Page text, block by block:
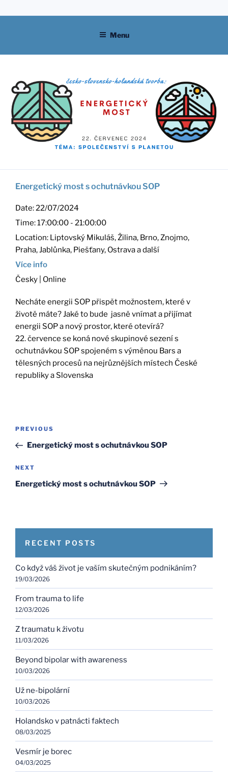
to
Menu
Energetický most s ochutnávkou SOP
Date:22/07/2024
Time:17:00:00 - 21:00:00
Location: Liptovský Mikuláš, Žilina, Brno, Znojmo,
Praha, Jablůnka, Piešťany, Ostrava a další
Více info
Česky | Online
Necháte energii SOP přispět možnostem, které v
životě máte? Jaké to bude jasně vnímat a přijímat
energii SOP a nový prostor, které otevírá?
22. července se koná nové skupinové sezení s
ochutnávkou SOP spojeném s výměnou Bars a
tělesných procesů na nejrůznějších místech České
republiky a Slovenska
Post
Previous
Post
PREVIOUS
Energetický most s ochutnávkou SOP
Next
Post
NEXT
Energetický most s ochutnávkou SOP
RECENT POSTS
Co když váš život je vaším skutečným podnikáním?
19/03/2026
From trauma to life
12/03/2026
Z traumatu k životu
11/03/2026
Beyond bipolar with awareness
10/03/2026
Už ne-bipolární
10/03/2026
Holandsko v patnácti faktech
08/03/2025
Vesmír je borec
04/03/2025